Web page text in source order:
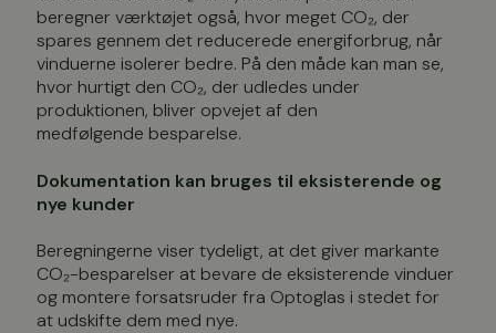
beregner værktøjet også, hvor meget CO₂, der
spares gennem det reducerede energiforbrug, når
vinduerne isolerer bedre. På den måde kan man se,
hvor hurtigt den CO₂, der udledes under
produktionen, bliver opvejet af den
medfølgende besparelse.
Dokumentation kan bruges til eksisterende og
nye kunder
Beregningerne viser tydeligt, at det giver markante
CO₂-besparelser at bevare de eksisterende vinduer
og montere forsatsruder fra Optoglas i stedet for
at udskifte dem med nye.